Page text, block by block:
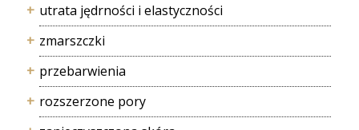
utrata jędrności i elastyczności
zmarszczki
przebarwienia
rozszerzone pory